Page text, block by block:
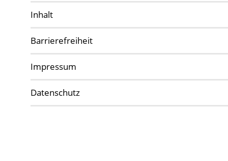
Inhalt
Barrierefreiheit
Impressum
Datenschutz